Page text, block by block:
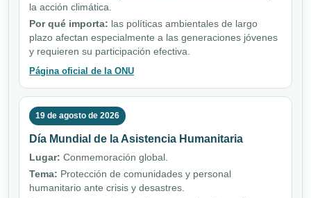
la acción climática.
Por qué importa: las políticas ambientales de largo
plazo afectan especialmente a las generaciones jóvenes
y requieren su participación efectiva.
Página oficial de la ONU
19 de agosto de 2026
Día Mundial de la Asistencia Humanitaria
Lugar: Conmemoración global.
Tema: Protección de comunidades y personal
humanitario ante crisis y desastres.